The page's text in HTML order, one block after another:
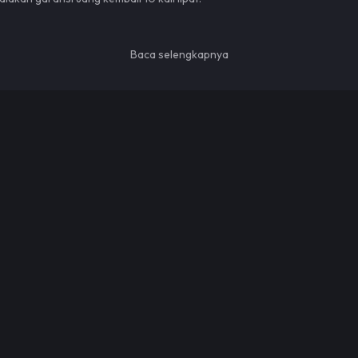
Baca selengkapnya